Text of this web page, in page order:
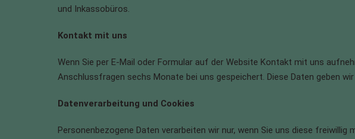
und Inkassobüros.
Kontakt mit uns
Wenn Sie per E-Mail oder Formular auf der Website Kontakt mit uns
Anschlussfragen sechs Monate bei uns gespeichert. Diese Daten geben
Datenverarbeitung und Cookies
Personenbezogene Daten verarbeiten wir nur, wenn Sie uns diese